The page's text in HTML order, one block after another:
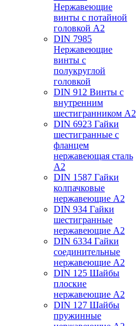
Нержавеющие
винты с потайной
головкой А2
DIN 7985
Нержавеющие
винты с
полукруглой
головкой
DIN 912 Винты с
внутренним
шестигранником А2
DIN 6923 Гайки
шестигранные с
фланцем
нержавеющая сталь
А2
DIN 1587 Гайки
колпачковые
нержавеющие А2
DIN 934 Гайки
шестигранные
нержавеющие А2
DIN 6334 Гайки
соединительные
нержавеющие А2
DIN 125 Шайбы
плоские
нержавеющие А2
DIN 127 Шайбы
пружинные